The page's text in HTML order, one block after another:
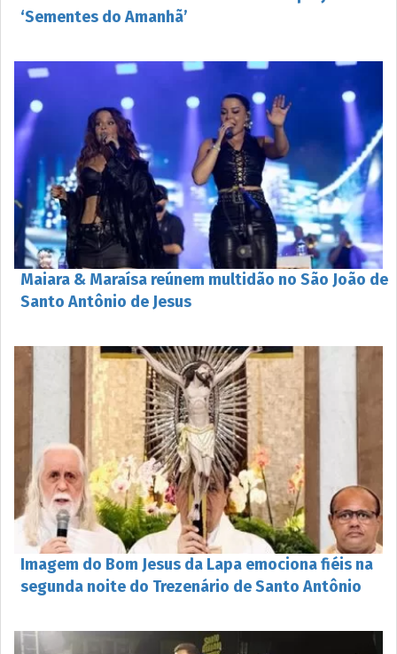
‘Sementes do Amanhã’
Maiara & Maraísa reúnem multidão no São João de
Santo Antônio de Jesus
Imagem do Bom Jesus da Lapa emociona fiéis na
segunda noite do Trezenário de Santo Antônio